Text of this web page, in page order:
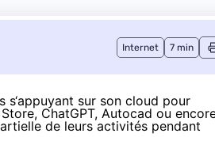
Internet 7 min
sur son cloud pour
ChatGPT, Autocad ou
de leurs activités pendant